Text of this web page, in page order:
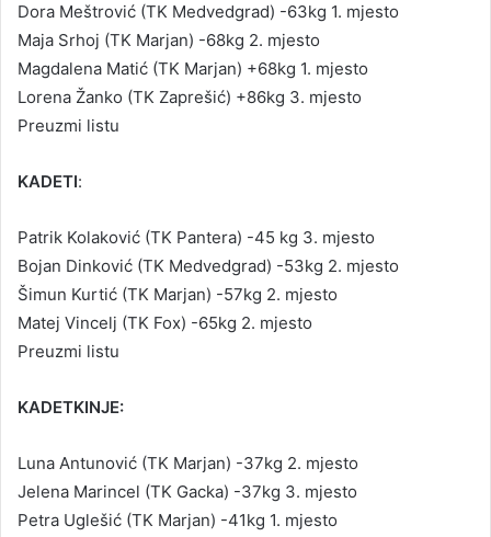
Dora Meštrović (TK Medvedgrad) -63kg 1. mjesto
Maja Srhoj (TK Marjan) -68kg 2. mjesto
Magdalena Matić (TK Marjan) +68kg 1. mjesto
Lorena Žanko (TK Zaprešić) +86kg 3. mjesto
Preuzmi listu
KADETI:
Patrik Kolaković (TK Pantera) -45 kg 3. mjesto
Bojan Dinković (TK Medvedgrad) -53kg 2. mjesto
Šimun Kurtić (TK Marjan) -57kg 2. mjesto
Matej Vincelj (TK Fox) -65kg 2. mjesto
Preuzmi listu
KADETKINJE:
Luna Antunović (TK Marjan) -37kg 2. mjesto
Jelena Marincel (TK Gacka) -37kg 3. mjesto
Petra Uglešić (TK Marjan) -41kg 1. mjesto